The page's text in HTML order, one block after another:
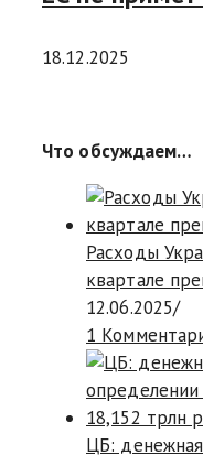
18.12.2025
Что обсуждаем…
Расходы
квартале
12.06.2025/
1
ЦБ: